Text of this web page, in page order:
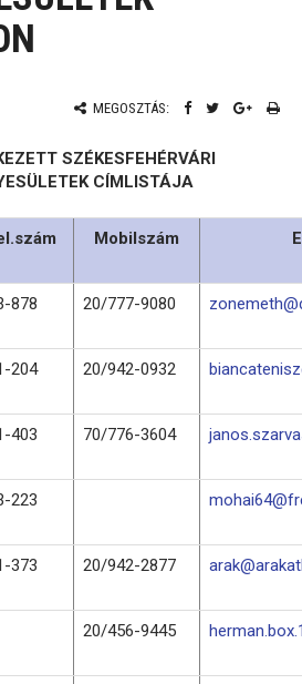
MEGOSZTÁS:
SZÉKESFEHÉRVÁRI
CÍMLISTÁJA
Mobilszám
878 20/777-9080
204 20/942-0932
403 70/776-3604
223
373 20/942-2877
20/456-9445